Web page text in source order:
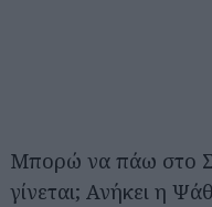
Μπορώ να πάω στο
γίνεται; Ανήκει η